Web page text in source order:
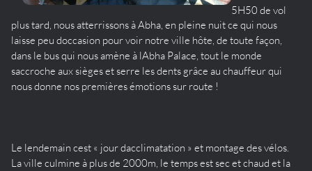
5H50 de vol
plus tard, nous atterrissons à Abha, en pleine nuit ce qui nous
laisse peu doccasion pour voir notre ville hôte, de toute façon,
dans le bus qui nous amène à lAbha Palace, tout le monde
saccroche aux sièges et serre les dents grâce au chauffeur qui
nous donne nos premières émotions sur route !
Le lendemain cest « jour dacclimatation » et montage des vélos.
La ville culmine à plus de 2000m, le temps est sec et chaud et la